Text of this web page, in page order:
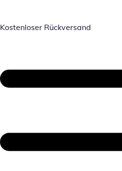
Kostenloser Rückversand